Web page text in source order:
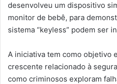
desenvolveu um dispositivo
monitor de bebê, para
sistema “keyless” podem ser
A iniciativa tem como objetivo
crescente relacionado à
como criminosos exploram